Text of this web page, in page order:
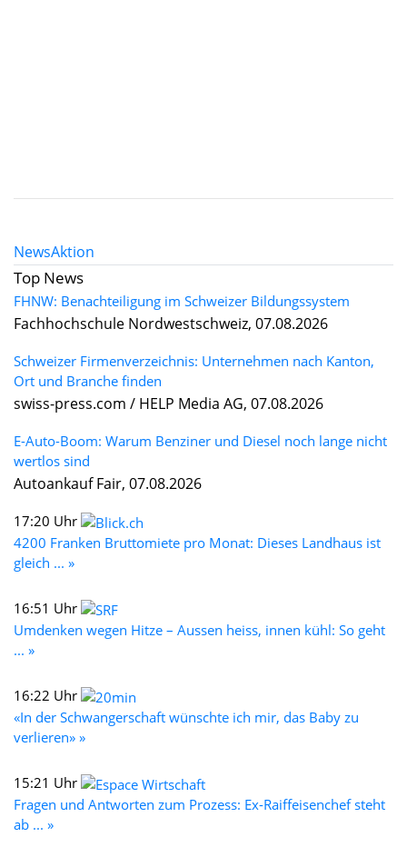
NewsAktion
Top News
FHNW: Benachteiligung im Schweizer Bildungssystem
Fachhochschule Nordwestschweiz, 07.08.2026
Schweizer Firmenverzeichnis: Unternehmen nach Kanton,
Ort und Branche finden
swiss-press.com / HELP Media AG, 07.08.2026
E-Auto-Boom: Warum Benziner und Diesel noch lange nicht
wertlos sind
Autoankauf Fair, 07.08.2026
17:20 Uhr
4200 Franken Bruttomiete pro Monat: Dieses Landhaus ist
gleich ... »
16:51 Uhr
Umdenken wegen Hitze – Aussen heiss, innen kühl: So geht
... »
16:22 Uhr
«In der Schwangerschaft wünschte ich mir, das Baby zu
verlieren» »
15:21 Uhr
Fragen und Antworten zum Prozess: Ex-Raiffeisenchef steht
ab ... »